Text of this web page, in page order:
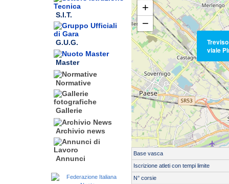
S.I.T.
G.U.G.
Master
Normative
Gallerie
Archivio news
Annunci
Treviso
viale
+
−
Base vasca
Iscrizione atleti con tempi limite
N° corsie